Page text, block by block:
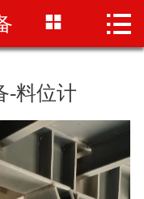
 首页
双膛窑
石灰竖窑
石灰窑设备
 
-料位计